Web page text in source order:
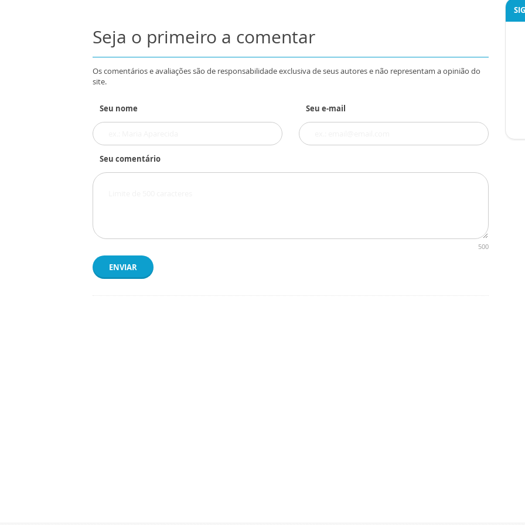
Seja o primeiro a comentar
Os comentários e avaliações são de responsabilidade exclusiva de seus autores e não representam a opinião do
site.
Seu nome Seu e-mail
Seu comentário
500
ENVIAR